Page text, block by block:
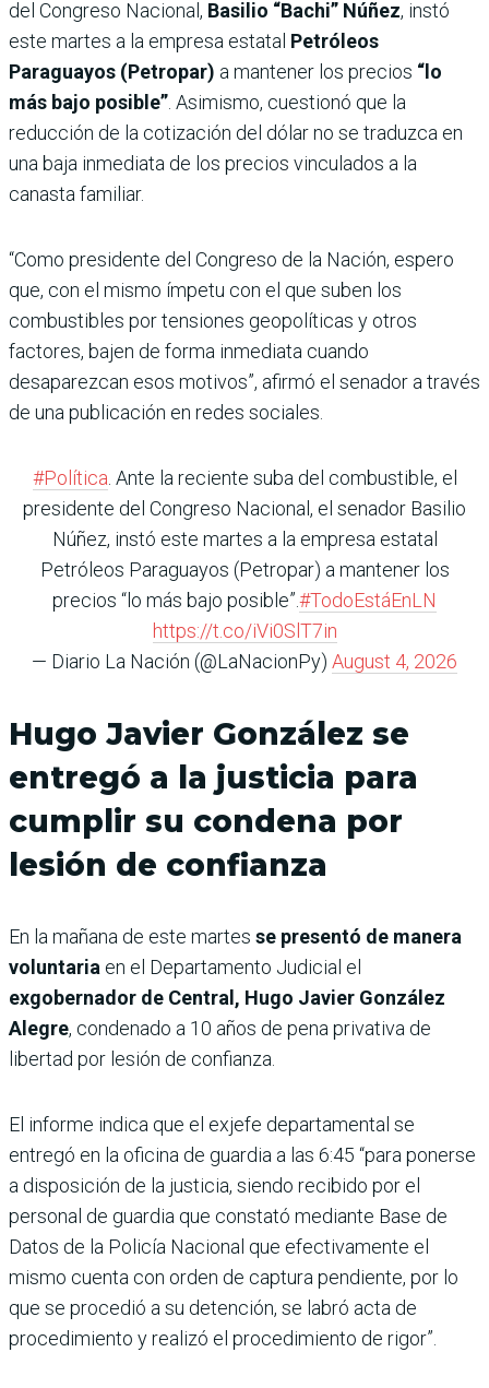
del Congreso Nacional, Basilio “Bachi” Núñez, instó
este martes a la empresa estatal Petróleos
Paraguayos (Petropar) a mantener los precios “lo
más bajo posible” . Asimismo, cuestionó que la
reducción de la cotización del dólar no se traduzca en
una baja inmediata de los precios vinculados a la
canasta familiar.
“Como presidente del Congreso de la Nación, espero
que, con el mismo ímpetu con el que suben los
combustibles por tensiones geopolíticas y otros
factores, bajen de forma inmediata cuando
desaparezcan esos motivos”, afirmó el senador a través
de una publicación en redes sociales.
#Política . Ante la reciente suba del combustible, el
presidente del Congreso Nacional, el senador Basilio
Núñez, instó este martes a la empresa estatal
Petróleos Paraguayos (Petropar) a mantener los
precios “lo más bajo posible”.#TodoEstáEnLN
https://t.co/iVi0SlT7in
— Diario La Nación (@LaNacionPy) August 4, 2026
Hugo Javier González se
entregó a la justicia para
cumplir su condena por
lesión de confianza
En la mañana de este martes se presentó de manera
voluntaria en el Departamento Judicial el
exgobernador de Central, Hugo Javier González
Alegre, condenado a 10 años de pena privativa de
libertad por lesión de confianza.
El informe indica que el exjefe departamental se
entregó en la oficina de guardia a las 6:45 “para ponerse
a disposición de la justicia, siendo recibido por el
personal de guardia que constató mediante Base de
Datos de la Policía Nacional que efectivamente el
mismo cuenta con orden de captura pendiente, por lo
que se procedió a su detención, se labró acta de
procedimiento y realizó el procedimiento de rigor”.